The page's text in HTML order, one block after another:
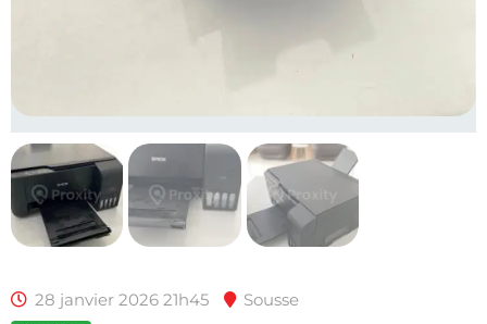
28 janvier 2026 21h45 Sousse